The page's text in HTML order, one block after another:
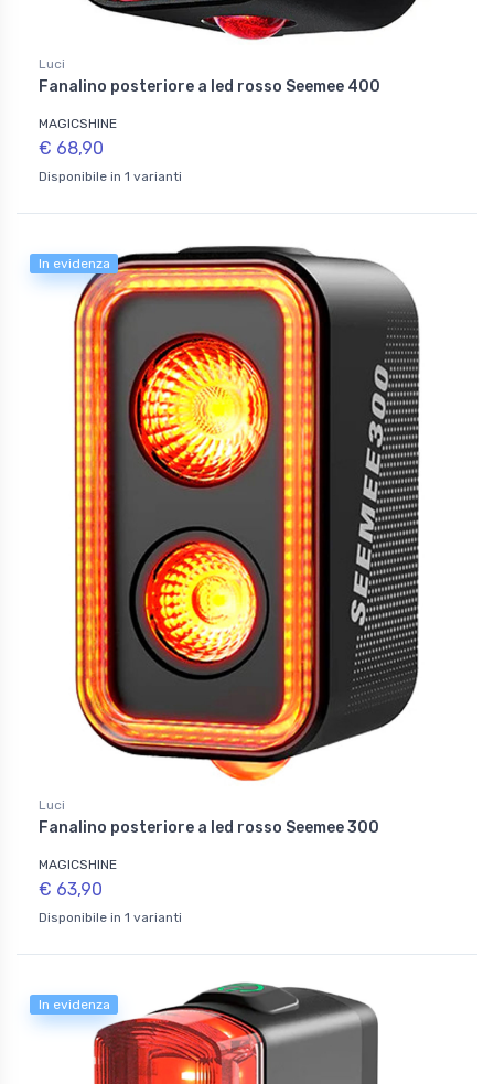
Luci
Fanalino posteriore a led rosso Seemee 400
MAGICSHINE
€ 68,90
Disponibile in 1 varianti
In evidenza
Luci
Fanalino posteriore a led rosso Seemee 300
MAGICSHINE
€ 63,90
Disponibile in 1 varianti
In evidenza